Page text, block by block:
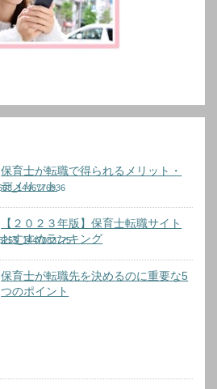
保育士が転職で得られるメリット・
デメリット
【２０２３年版】保育士転職サイト
おすすめランキング
保育士が転職先を決めるのに重要な5
つのポイント